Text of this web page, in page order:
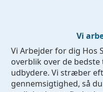
Vi
Vi Arbejder for dig Hos
overblik over de
udbydere. Vi stræber
gennemsigtighed, så